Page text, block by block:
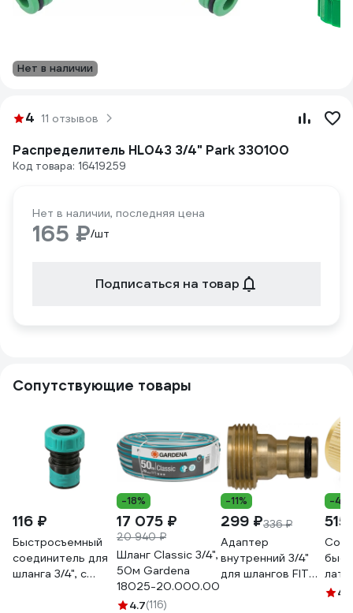
Нет в наличии
4 11 отзывов
Распределитель HL043 3/4" Park 330100
Код товара: 16419259
Нет в наличии, последняя цена
165 ₽/шт
Подписаться на товар
Сопутствующие товары
116 ₽
Быстросъемный
соединитель для
шланга 3/4", с
-18%
17 075 ₽
20 940 ₽
Шланг Classic 3/4",
50м Gardena
18025-20.000.00
4.7(116)
-11%
299 ₽336 ₽
Адаптер
внутренний 3/4"
для шлангов FIT
-4%
515
4.9